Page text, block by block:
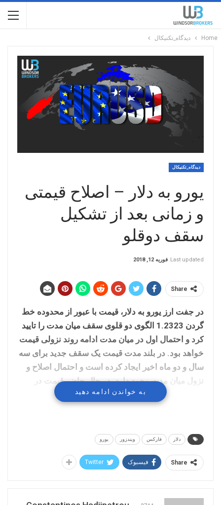
Home دیدگاه_تکنیکال
دیدگاه_تکنیکال
یورو به دلار – اصلاح قیمتی
و زمانی بعد از تشکیل
سقف دوقلو
Last updated فوریه 12, 2018
Share
در جفت ارز یورو به دلار، قیمت با عبور از محدوده خط
گردن 1.2323 الگوی دو قلوی سقف میان مدت را تایید
کرد و احتمال اول در میان مدت ادامه روند نزولی قیمت
خواهد بود. در بلند مدت قیمت یک سقف جدید برای سه
سال و دو ماه اخیر ایجاد کرده است و احتمال اصلاح و
نزول میان مدت وجود دارد. در حال حاضر قیمت در
شرایط اصلاح قیمتی و زمانی در حرکت است و احتمال
اول در میان مدت ادامه حرکت نزولی با پایان
به خواندن ادامه دهید
دلار فارکس ویندزور یورو
Share فیسبوک Twitter